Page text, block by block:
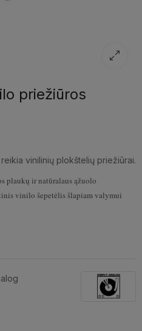
priežiūros
vinilinių plokštelių priežiūrai.
plaukų ir natūralaus ąžuolo
vinilo šepetėlis šlapiam valymui